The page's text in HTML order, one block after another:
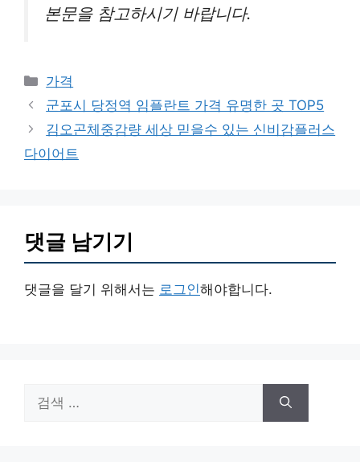
본문을 참고하시기 바랍니다.
카
테
리
가격
군포시 당정역 임플란트 가격 유명한 곳 TOP5
김오곤체중감량 세상 믿을수 있는 신비감플러스
다이어트
댓글 남기기
댓글을 달기 위해서는 로그인해야합니다.
색: